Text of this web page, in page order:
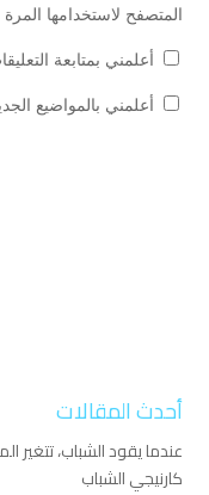
المتصفح لاستخدامها
أعلمني بمتابعة
أعلمني بالمواضيع
أحدث المقالات
عندما يقود الشباب،
كارنيجي الشباب